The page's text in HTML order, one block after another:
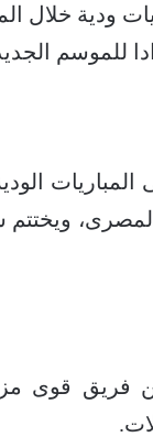
سموحة، بقيادة طارق
للموسم
ويختتم
قوى